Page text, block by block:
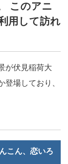
このアニ
用して訪れ
が伏見稲荷大
場しており、
こん、恋いろ